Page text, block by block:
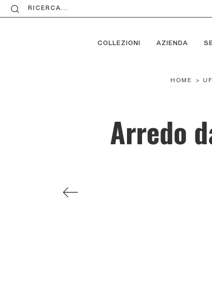
RICERCA...
COLLEZIONI AZIENDA
HOME >
Arredo